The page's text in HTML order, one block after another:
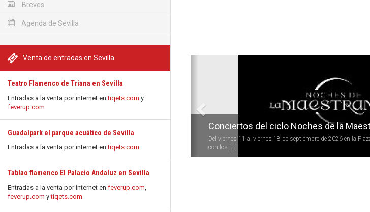
Breves
Agenda de Sevilla
Venta de entradas en Sevilla
Teatro Flamenco de Triana en Sevilla
Entradas a la venta por internet entiqets.com y
feverup.com
Guadalpark el parque acuático de Sevilla
Entradas a la venta por internet entiqets.com
Tablao flamenco El Palacio Andaluz en Sevilla
Entradas a la venta por internet en feverup.com,
feverup.com ytiqets.com
Conciertos del ciclo Noches de la
Del viernes 11 al viernes 18 de septiembre de 2026 en la
con los [...]